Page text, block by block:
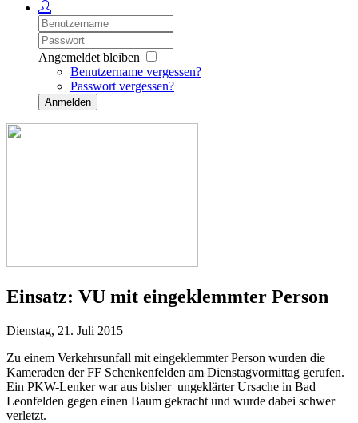
Angemeldet bleiben
Benutzername vergessen?
Passwort vergessen?
Anmelden
Einsatz: VU mit eingeklemmter Person
Dienstag, 21. Juli 2015
Zu einem Verkehrsunfall mit eingeklemmter Person wurden die
Kameraden der FF Schenkenfelden am Dienstagvormittag gerufen.
Ein PKW-Lenker war aus bisher ungeklärter Ursache in Bad
Leonfelden gegen einen Baum gekracht und wurde dabei schwer
verletzt.